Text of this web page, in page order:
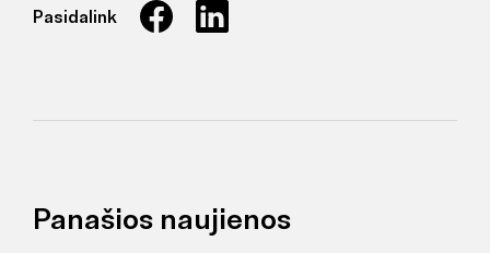
Pasidalink
Panašios naujienos